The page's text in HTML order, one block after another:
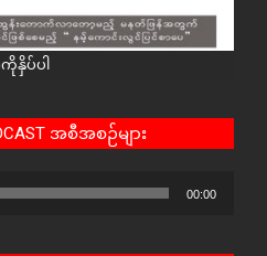
နှိပ်ပါ
အစီအစဉ်များ
00:00